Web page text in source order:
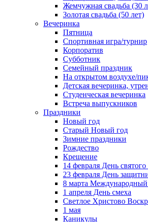
Жемчужная свадьба (30
Золотая свадьба (50 лет)
Вечеринка
Пятница
Спортивная игра/турнир
Корпоратив
Субботник
Семейный праздник
На открытом воздухе/
Детская вечеринка,
Студенческая вечеринка
Встреча выпускников
Праздники
Новый год
Старый Новый год
Зимние праздники
Рождество
Крещение
14 февраля День
23 февраля День
8 марта
1 апреля День смеха
Светлое Христово
1 мая
Каникулы